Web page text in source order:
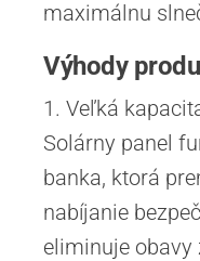
maximálnu
Výhody
1. Veľká
Solárny panel
banka, ktorá
nabíjanie
eliminuje obavy